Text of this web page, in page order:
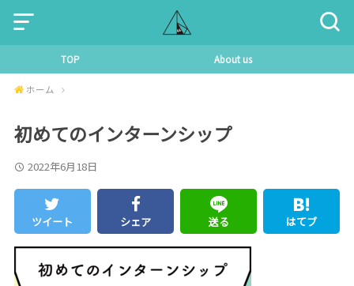
TOP About us
ホーム
初めてのインターンシップ
2022年6月18日
ツイート シェア 送る はてブ